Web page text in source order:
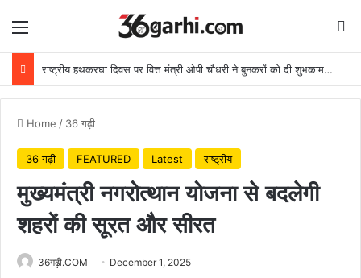
Menu
राष्ट्रीय हथकरघा दिवस पर वित्त मंत्री ओपी चौधरी ने बुनकरों को दी शुभकामनाएं
Home / 36 गढ़ी
36 गढ़ी FEATURED Latest राष्ट्रीय
मुख्यमंत्री नगरोत्थान योजना से बदलेगी
शहरों की सूरत और सीरत
36गढ़ी.COM December 1, 2025